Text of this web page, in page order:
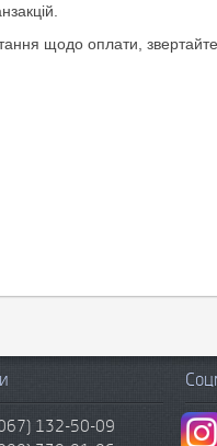
щодо оплати,
132-50-09